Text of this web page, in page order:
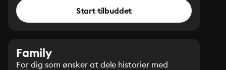
Start tilbuddet
Family
For dig som ønsker at dele historier med